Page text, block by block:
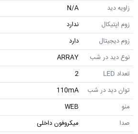
زاویه دید
N/A
زوم اپتیکال
ندارد
زوم دیجیتال
دارد
نوع دید در شب
ARRAY
تعداد LED
2
توان دید در شب
110mA
منو
WEB
صدا
میکروفون داخلی